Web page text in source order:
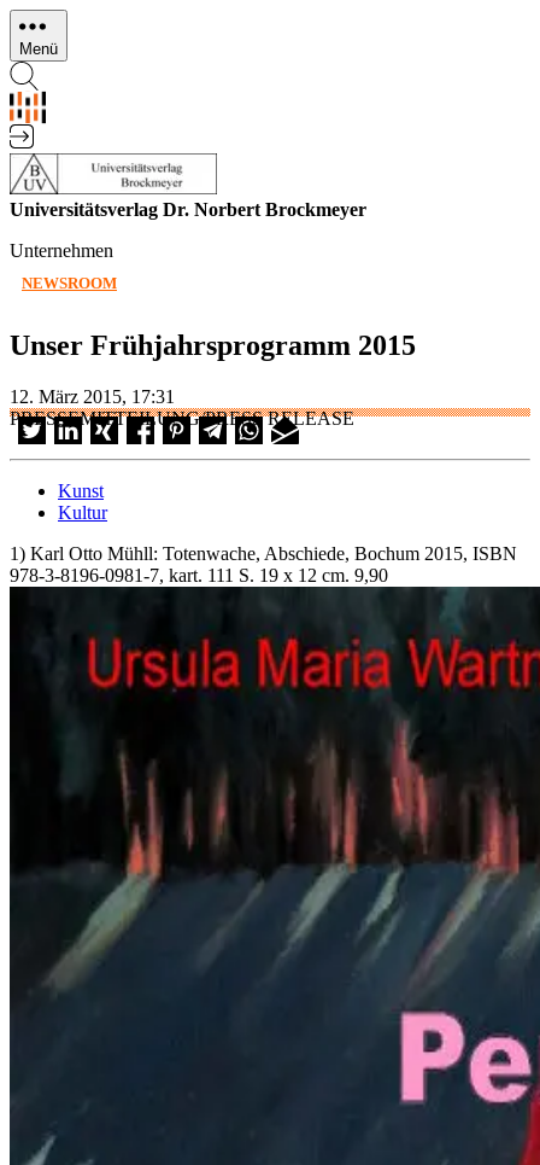
Direkt
zum
Inhalt
Menü
Universitätsverlag Dr. Norbert Brockmeyer
Unternehmen
NEWSROOM
Unser Frühjahrsprogramm 2015
12. März 2015, 17:31
PRESSEMITTEILUNG/PRESS RELEASE
Kunst
Kultur
1) Karl Otto Mühll: Totenwache, Abschiede, Bochum 2015, ISBN
978-3-8196-0981-7, kart. 111 S. 19 x 12 cm. 9,90